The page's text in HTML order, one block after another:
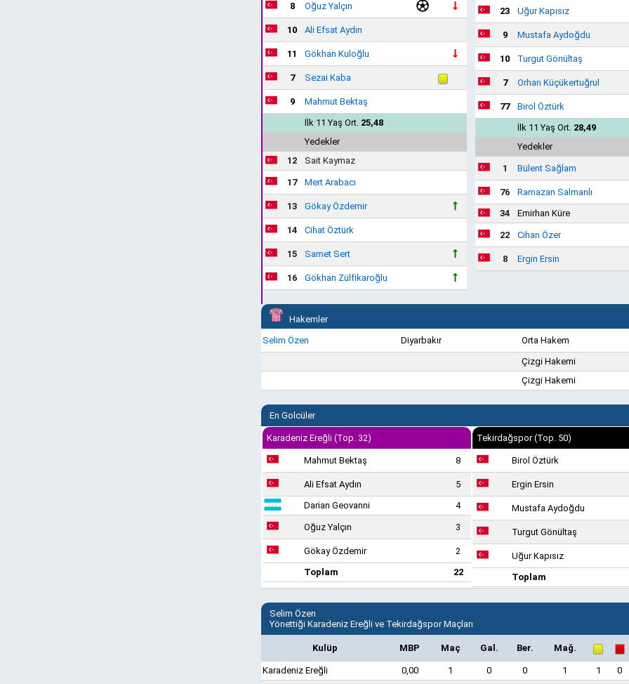
8 Oğuz Yalçın
10 Ali Efsat Aydın
11 Gökhan Kuloğlu
7 Sezai Kaba
9
Mahmut Bektaş
İlk 11 Yaş Ort. 25,48
Yedekler
12
Sait Kaymaz
17 Mert Arabacı
13 Gökay Özdemir
14 Cihat Öztürk
15 Samet Sert
16 Gökhan Zülfikaroğlu
23 Uğur Kapısız
9 Mustafa Aydoğdu
10 Turgut Gönültaş
7 Orhan Küçükertuğrul
77
Birol Öztürk
İlk 11 Yaş Ort. 28,49
Yedekler
1 Bülent Sağlam
76
Ramazan Salmanlı
34
Emirhan Küre
22 Cihan Özer
8 Ergin Ersin
Hakemler
Selim Özen
Diyarbakır
Orta Hakem
Çizgi Hakemi
Çizgi Hakemi
En Golcüler
Karadeniz Ereğli (Top. 32)
Mahmut Bektaş 8
Ali Efsat Aydın
5
Darian Geovanni
4
Oğuz Yalçın 3
Gökay Özdemir
2
Toplam
22
Tekirdağspor (Top. 50)
Birol Öztürk
Ergin Ersin
Mustafa Aydoğdu
Turgut Gönültaş
Uğur Kapısız
Toplam
Selim Özen
Yönettiği Karadeniz Ereğli ve Tekirdağspor Maçları
Kulüp MBP Maç Gal. Ber. Mağ.
Karadeniz Ereğli 0,00 1 0 0 1 1 0